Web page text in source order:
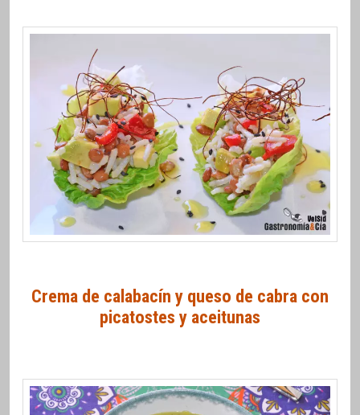
Crema de calabacín y queso de cabra con
picatostes y aceitunas